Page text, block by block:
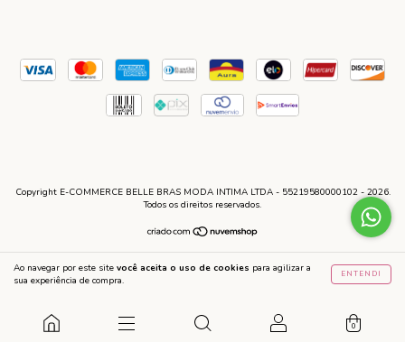
Ao navegar por este site você aceita o uso de cookies para agilizar a
sua experiência de compra.
ENTENDI
0
Copyright E-COMMERCE BELLE BRAS MODA INTIMA LTDA - 55219580000102 - 2026.
Todos os direitos reservados.